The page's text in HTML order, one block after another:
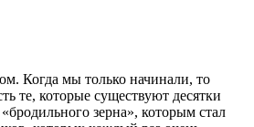
Когда мы только начинали, то
те, которые существуют десятки
зерна», которым стал